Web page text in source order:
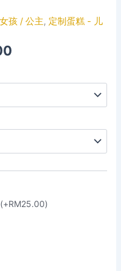
孩 / 公主, 定制蛋糕 - 儿
(+RM25.00)